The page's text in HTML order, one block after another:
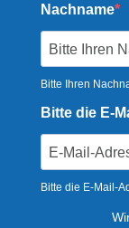
Nachname
Bitte Ihren
Bitte die E-
Bitte die E-Mail-